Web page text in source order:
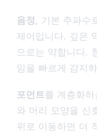
음정 , 기본 주파수
제어입니다. 깊은
으로는 약합니다.
임을 빠르게 감지
포먼트를 계층화
와 머리 모양을 신
위로 이동하면 더